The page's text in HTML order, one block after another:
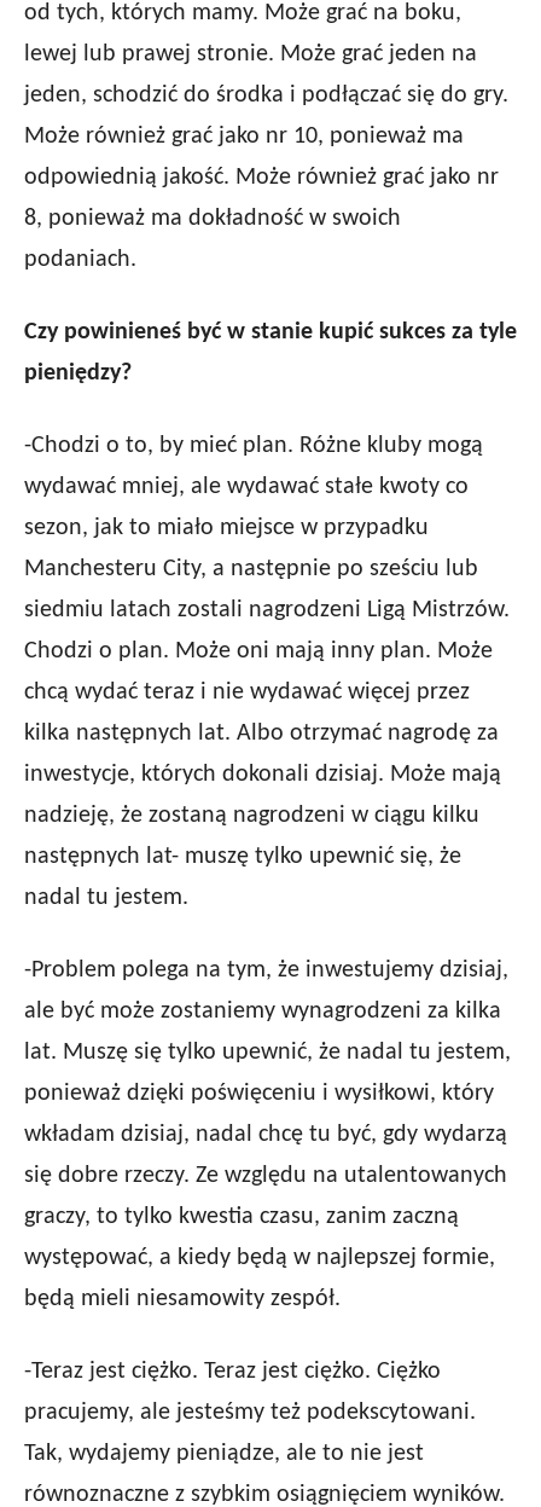
od tych, których mamy. Może grać na boku,
lewej lub prawej stronie. Może grać jeden na
jeden, schodzić do środka i podłączać się do gry.
Może również grać jako nr 10, ponieważ ma
odpowiednią jakość. Może również grać jako nr
8, ponieważ ma dokładność w swoich
podaniach.
Czy powinieneś być w stanie kupić sukces za tyle
pieniędzy?
-Chodzi o to, by mieć plan. Różne kluby mogą
wydawać mniej, ale wydawać stałe kwoty co
sezon, jak to miało miejsce w przypadku
Manchesteru City, a następnie po sześciu lub
siedmiu latach zostali nagrodzeni Ligą Mistrzów.
Chodzi o plan. Może oni mają inny plan. Może
chcą wydać teraz i nie wydawać więcej przez
kilka następnych lat. Albo otrzymać nagrodę za
inwestycje, których dokonali dzisiaj. Może mają
nadzieję, że zostaną nagrodzeni w ciągu kilku
następnych lat- muszę tylko upewnić się, że
nadal tu jestem.
-Problem polega na tym, że inwestujemy dzisiaj,
ale być może zostaniemy wynagrodzeni za kilka
lat. Muszę się tylko upewnić, że nadal tu jestem,
ponieważ dzięki poświęceniu i wysiłkowi, który
wkładam dzisiaj, nadal chcę tu być, gdy wydarzą
się dobre rzeczy. Ze względu na utalentowanych
graczy, to tylko kwestia czasu, zanim zaczną
występować, a kiedy będą w najlepszej formie,
będą mieli niesamowity zespół.
-Teraz jest ciężko. Teraz jest ciężko. Ciężko
pracujemy, ale jesteśmy też podekscytowani.
Tak, wydajemy pieniądze, ale to nie jest
równoznaczne z szybkim osiągnięciem wyników.